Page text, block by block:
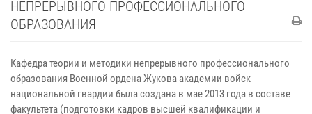
НЕПРЕРЫВНОГО ПРОФЕССИОНАЛЬНОГО
ОБРАЗОВАНИЯ
Кафедра теории и методики непрерывного профессионального
образования Военной ордена Жукова академии войск
национальной гвардии была создана в мае 2013 года в составе
факультета (подготовки кадров высшей квалификации и